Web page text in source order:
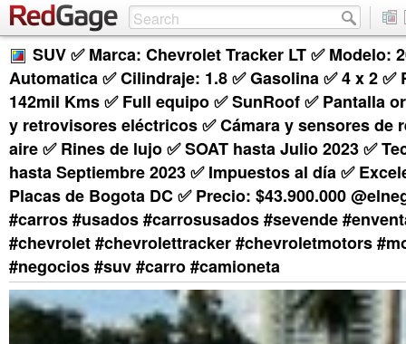
SUV ✅ Marca: Chevrolet Tracker LT ✅ Modelo:
Automatica ✅ Cilindraje: 1.8 ✅ Gasolina ✅ 4 x 2
142mil Kms ✅ Full equipo ✅ SunRoof ✅ Pantalla
y retrovisores eléctricos ✅ Cámara y sensores de
aire ✅ Rines de lujo ✅ SOAT hasta Julio 2023 ✅
hasta Septiembre 2023 ✅ Impuestos al día ✅
Placas de Bogota DC ✅ Precio: $43.900.000
#carros #usados #carrosusados #sevende
#chevrolet #chevrolettracker #chevroletmotors
#negocios #suv #carro #camioneta